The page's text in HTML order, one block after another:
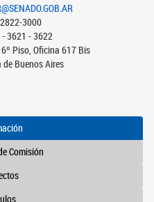
3000
3621 - 3622
Piso, Oficina 617 Bis
Buenos Aires
Comisión